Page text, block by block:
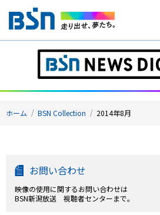
ホーム
テレビ
ラジオ
イベント
ニュース
ホーム BSN Collection 2014年8月
お問い合わせ
映像の使用に関するお問い合わせは
BSN新潟放送 視聴者センターまで。